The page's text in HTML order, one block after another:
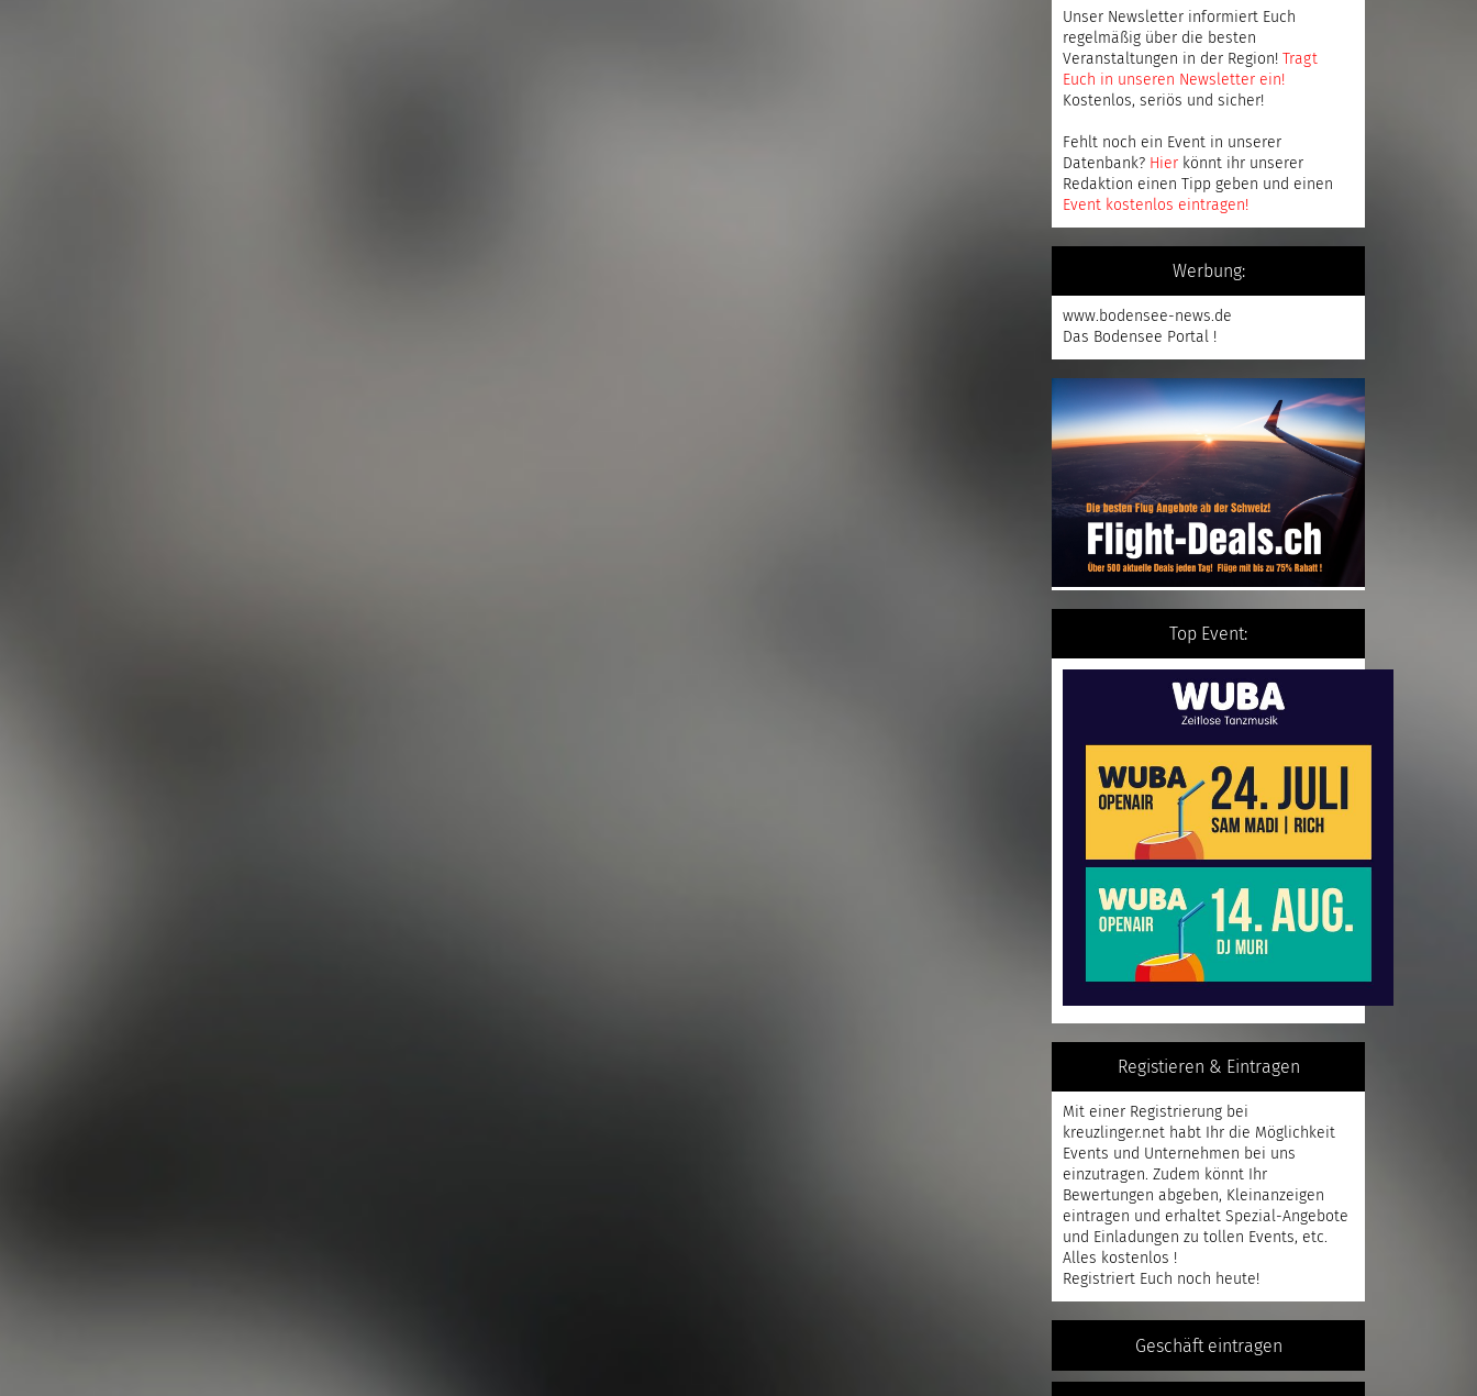
Unser Newsletter informiert Euch
regelmäßig über die besten
Veranstaltungen in der Region! Tragt
Euch in unseren Newsletter ein!
Kostenlos, seriös und sicher!
Fehlt noch ein Event in unserer
Datenbank? Hier könnt ihr unserer
Redaktion einen Tipp geben und einen
Event kostenlos eintragen!
Werbung:
www.bodensee-news.de
Das Bodensee Portal !
Top Event:
Registieren & Eintragen
Mit einer Registrierung bei
kreuzlinger.net habt Ihr die Möglichkeit
Events und Unternehmen bei uns
einzutragen. Zudem könnt Ihr
Bewertungen abgeben, Kleinanzeigen
eintragen und erhaltet Spezial-Angebote
und Einladungen zu tollen Events, etc.
Alles kostenlos !
Registriert Euch noch heute!
Geschäft eintragen